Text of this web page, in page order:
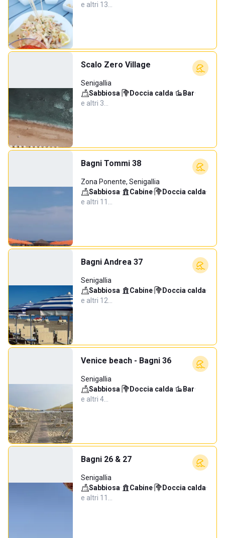
e altri 13…
Scalo Zero Village
Senigallia
Sabbiosa· Doccia calda· Bar·
e altri 3…
Bagni Tommi 38
Zona Ponente, Senigallia
Sabbiosa· Cabine· Doccia calda·
e altri 11…
Bagni Andrea 37
Senigallia
Sabbiosa· Cabine· Doccia calda·
e altri 12…
Venice beach - Bagni 36
Senigallia
Sabbiosa· Doccia calda· Bar·
e altri 4…
Bagni 26 & 27
Senigallia
Sabbiosa· Cabine· Doccia calda·
e altri 11…